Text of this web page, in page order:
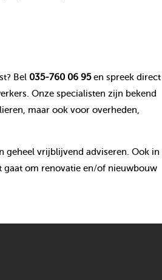
Bel 035-760 06 95en spreek direct
Onze specialisten zijn bekend
maar ook voor overheden,
geheel vrijblijvend adviseren. Ook in
om renovatie en/of nieuwbouw